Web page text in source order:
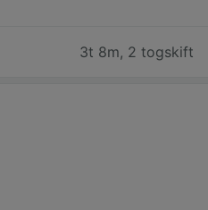
3t 8m, 2 togskift